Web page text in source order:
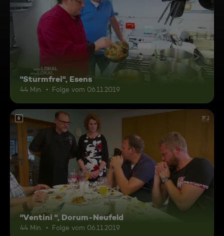
"Sturmfrei", Esens
44 Min. Folge vom 06.11.2019
6
"Ventini ", Dorum-Neufeld
44 Min. Folge vom 06.11.2019